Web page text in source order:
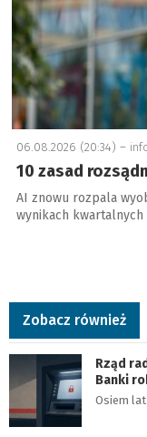
06.08.2026 (20:34) –
10 zasad
AI znowu rozpala
wynikach
Zobacz również
Rząd
Banki
Osiem